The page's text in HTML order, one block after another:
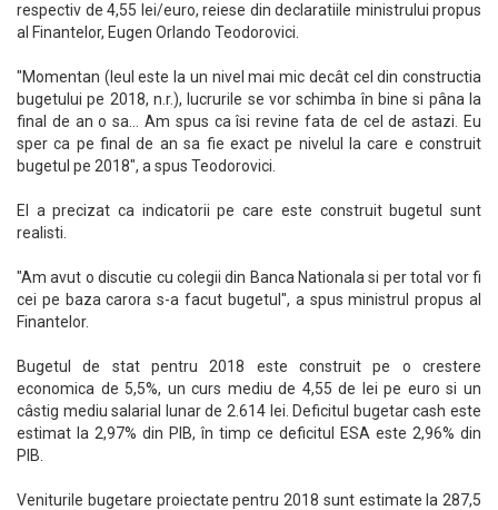
respectiv de 4,55 lei/euro, reiese din declaratiile ministrului propus
al Finantelor, Eugen Orlando Teodorovici.
"Momentan (leul este la un nivel mai mic decât cel din constructia
bugetului pe 2018, n.r.), lucrurile se vor schimba în bine si pâna la
final de an o sa... Am spus ca îsi revine fata de cel de astazi. Eu
sper ca pe final de an sa fie exact pe nivelul la care e construit
bugetul pe 2018", a spus Teodorovici.
El a precizat ca indicatorii pe care este construit bugetul sunt
realisti.
"Am avut o discutie cu colegii din Banca Nationala si per total vor fi
cei pe baza carora s-a facut bugetul", a spus ministrul propus al
Finantelor.
Bugetul de stat pentru 2018 este construit pe o crestere
economica de 5,5%, un curs mediu de 4,55 de lei pe euro si un
câstig mediu salarial lunar de 2.614 lei. Deficitul bugetar cash este
estimat la 2,97% din PIB, în timp ce deficitul ESA este 2,96% din
PIB.
Veniturile bugetare proiectate pentru 2018 sunt estimate la 287,5